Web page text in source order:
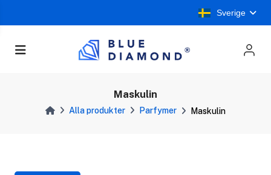
Sverige
Maskulin
Alla produkter Parfymer Maskulin